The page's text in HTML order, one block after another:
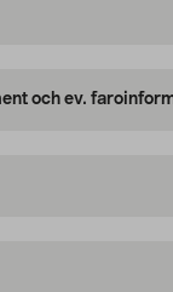
och ev.